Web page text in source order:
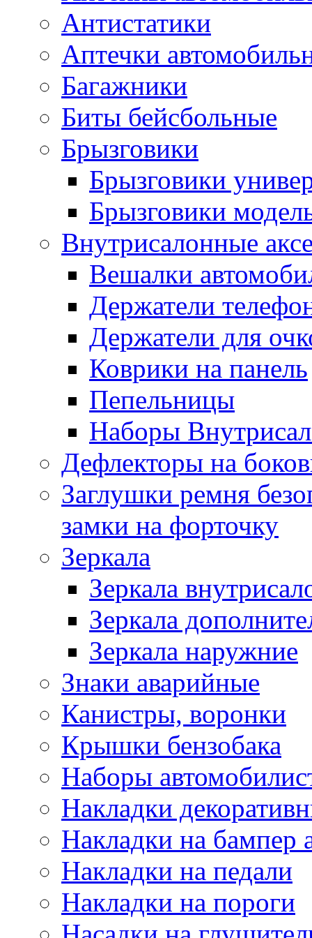
Антистатики
Аптечки
Багажники
Биты бейсбольные
Брызговики
Брызговики
Брызговики
Внутрисалонные
Вешалки
Держатели
Держатели для
Коврики на панель
Пепельницы
Наборы
Дефлекторы на
Заглушки ремня
замки на форточку
Зеркала
Зеркала
Зеркала
Зеркала наружние
Знаки аварийные
Канистры, воронки
Крышки бензобака
Наборы
Накладки
Накладки на бампер
Накладки на педали
Накладки на пороги